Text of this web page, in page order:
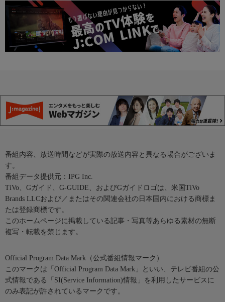
番組内容、放送時間などが実際の放送内容と異なる場合がございま
す。
番組データ提供元：IPG Inc.
TiVo、Gガイド、G-GUIDE、およびGガイドロゴは、米国TiVo
Brands LLCおよび／またはその関連会社の日本国内における商標ま
たは登録商標です。
このホームページに掲載している記事・写真等あらゆる素材の無断
複写・転載を禁じます。
Official Program Data Mark（公式番組情報マーク）
このマークは「Official Program Data Mark」といい、テレビ番組の公
式情報である「SI(Service Information)情報」を利用したサービスに
のみ表記が許されているマークです。